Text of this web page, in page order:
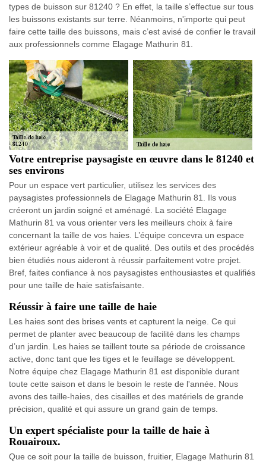
types de buisson sur 81240 ? En effet, la taille s’effectue sur tous
les buissons existants sur terre. Néanmoins, n'importe qui peut
faire cette taille des buissons, mais c’est avisé de confier le travail
aux professionnels comme Elagage Mathurin 81.
Votre entreprise paysagiste en œuvre dans le 81240 et
ses environs
Pour un espace vert particulier, utilisez les services des
paysagistes professionnels de Elagage Mathurin 81. Ils vous
créeront un jardin soigné et aménagé. La société Elagage
Mathurin 81 va vous orienter vers les meilleurs choix à faire
concernant la taille de vos haies. L’équipe concevra un espace
extérieur agréable à voir et de qualité. Des outils et des procédés
bien étudiés nous aideront à réussir parfaitement votre projet.
Bref, faites confiance à nos paysagistes enthousiastes et qualifiés
pour une taille de haie satisfaisante.
Réussir à faire une taille de haie
Les haies sont des brises vents et capturent la neige. Ce qui
permet de planter avec beaucoup de facilité dans les champs
d’un jardin. Les haies se taillent toute sa période de croissance
active, donc tant que les tiges et le feuillage se développent.
Notre équipe chez Elagage Mathurin 81 est disponible durant
toute cette saison et dans le besoin le reste de l'année. Nous
avons des taille-haies, des cisailles et des matériels de grande
précision, qualité et qui assure un grand gain de temps.
Un expert spécialiste pour la taille de haie à
Rouairoux.
Que ce soit pour la taille de buisson, fruitier, Elagage Mathurin 81